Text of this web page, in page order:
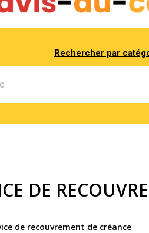
Rechercher par
DE
de recouvrement de créance